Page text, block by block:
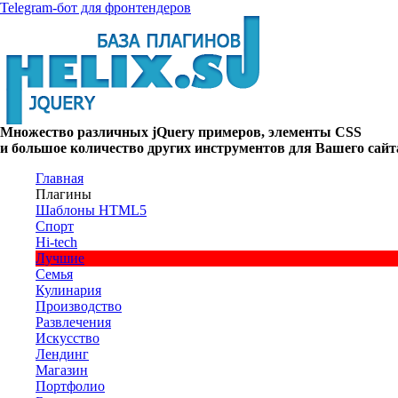
Telegram-бот для фронтендеров
Множество различных jQuery примеров, элементы CSS
и большое количество других инструментов для Вашего
Главная
Плагины
Шаблоны HTML5
Спорт
Hi-tech
Лучшие
Семья
Кулинария
Производство
Развлечения
Искусство
Лендинг
Магазин
Портфолио